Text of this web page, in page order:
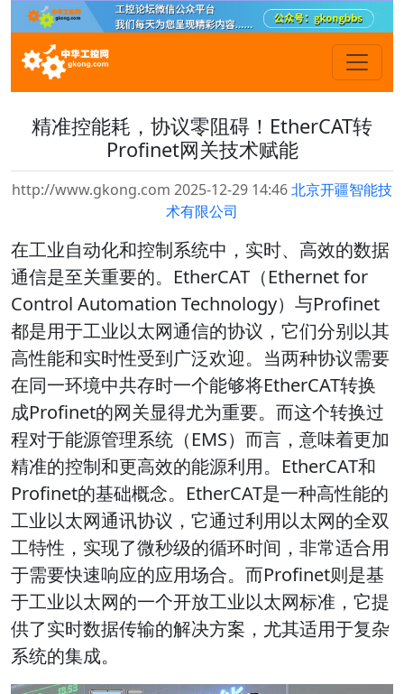
精准控能耗，协议零阻碍！EtherCAT转
Profinet网关技术赋能
http://www.gkong.com 2025-12-29 14:46北京开疆智能技
术有限公司
在工业自动化和控制系统中，实时、高效的数据
通信是至关重要的。EtherCAT（Ethernet for
Control Automation Technology）与Profinet
都是用于工业以太网通信的协议，它们分别以其
高性能和实时性受到广泛欢迎。当两种协议需要
在同一环境中共存时一个能够将EtherCAT转换
成Profinet的网关显得尤为重要。而这个转换过
程对于能源管理系统（EMS）而言，意味着更加
精准的控制和更高效的能源利用。EtherCAT和
Profinet的基础概念。EtherCAT是一种高性能的
工业以太网通讯协议，它通过利用以太网的全双
工特性，实现了微秒级的循环时间，非常适合用
于需要快速响应的应用场合。而Profinet则是基
于工业以太网的一个开放工业以太网标准，它提
供了实时数据传输的解决方案，尤其适用于复杂
系统的集成。